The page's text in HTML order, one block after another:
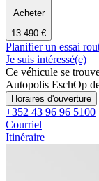
Acheter
13.490 €
Planifier un essai
Je suis intéressé(e)
Ce véhicule se
Autopolis EschOp
Horaires d'ouverture
+352 43 96 96 5100
Courriel
Itinéraire